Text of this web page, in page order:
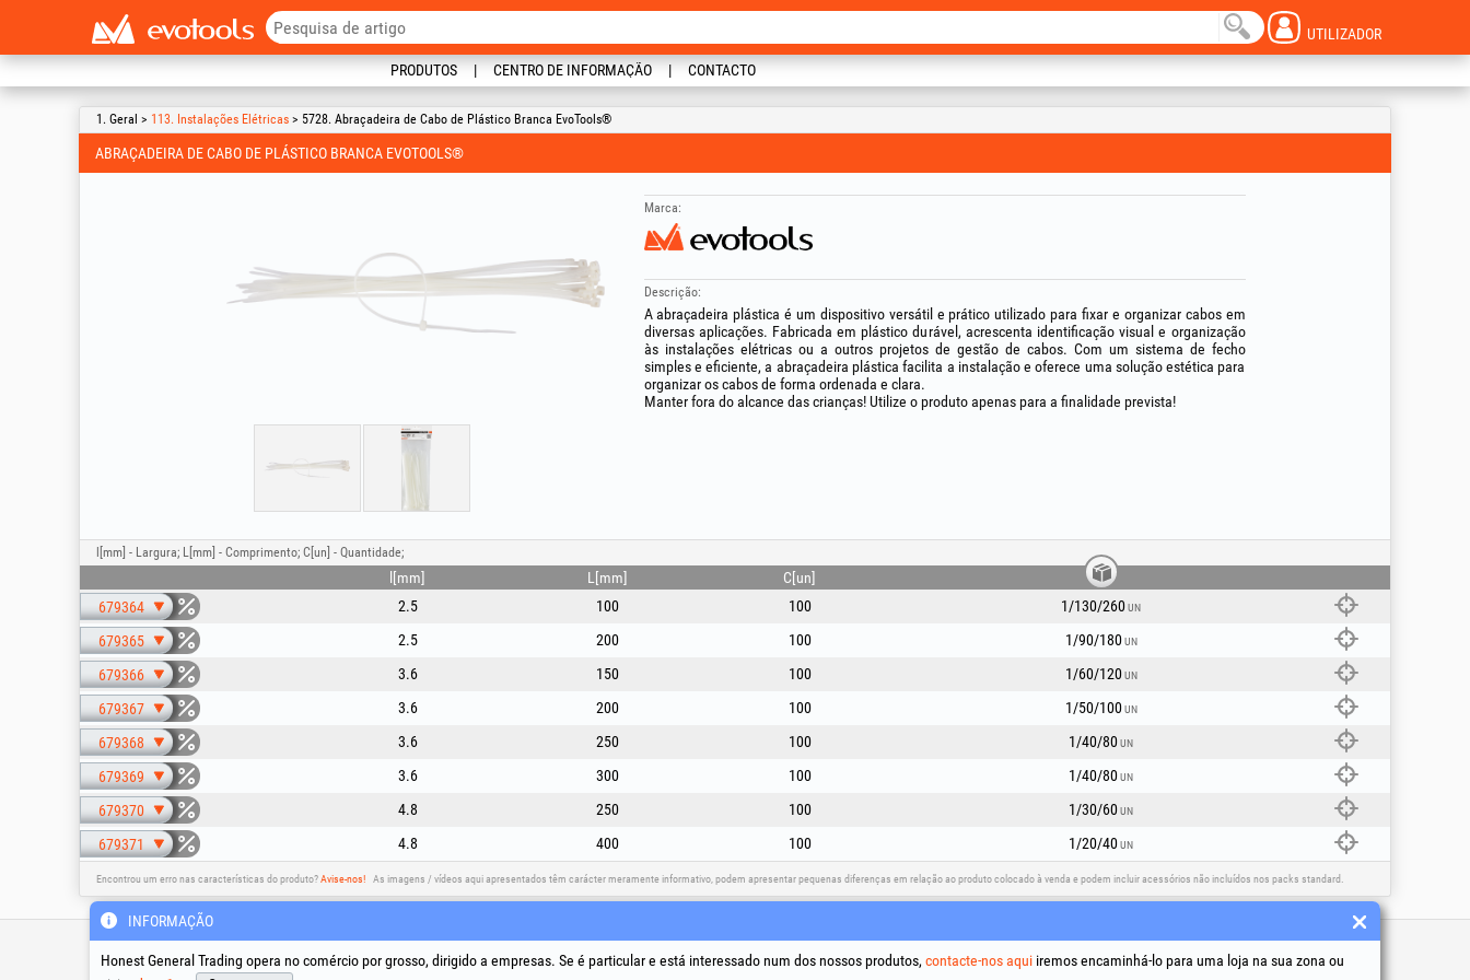
UTILIZADOR
PRODUTOS CENTRO DE INFORMAÇÃO CONTACTO
1. Geral > 113. Instalações Elétricas > 5728. Abraçadeira de Cabo de Plástico Branca EvoTools®
ABRAÇADEIRA DE CABO DE PLÁSTICO BRANCA EVOTOOLS®
Marca:
Descrição:
A abraçadeira plástica é um dispositivo versátil e prático utilizado para fixar e organizar cabos em
diversas aplicações. Fabricada em plástico durável, acrescenta identificação visual e organização
às instalações elétricas ou a outros projetos de gestão de cabos. Com um sistema de fecho
simples e eficiente, a abraçadeira plástica facilita a instalação e oferece uma solução estética para
organizar os cabos de forma ordenada e clara.
Manter fora do alcance das crianças! Utilize o produto apenas para a finalidade prevista!
l[mm] - Largura; L[mm] - Comprimento; C[un] - Quantidade;
l[mm] L[mm]
C[un]
679364
2.5 100 100 1/130/260UN
679365 2.5 200 100 1/90/180UN
679366 3.6 150 100 1/60/120UN
679367 3.6 200 100 1/50/100UN
679368 3.6 250 100 1/40/80UN
679369 3.6 300 100 1/40/80UN
679370 4.8 250 100 1/30/60UN
679371 4.8 400 100 1/20/40UN
Encontrou um erro nas características do produto?Avise-nos! As imagens / vídeos aqui apresentados têm carácter meramente informativo, podem apresentar pequenas diferenças em relação ao produto colocado à venda e podem incluir acessórios não incluídos nos packs standard.
Linha de apoio técnico &
assistência
Redes sociais Resolução de litígios Ligações úteis
INFORMAÇÃO
Honest General Trading opera no comércio por grosso, dirigido a empresas. Se é particular e está interessado num dos nossos produtos, contacte-nos aqui iremos encaminhá-lo para uma loja na sua zona ou